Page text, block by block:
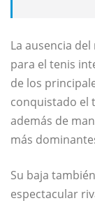
La ausencia
para el tenis
de los
conquistado el
además de
más
Su baja
espectacular